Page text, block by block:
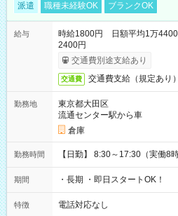
派遣 職種未経験OK ブランクOK
給与
時給1800円 日額平均1万
2400円
交通費別途支給あり
交通費 交通費支給（規定あり）
勤務地
東京都大田区
流通センター駅から車
倉庫
勤務時間 【日勤】 8:30～17:30（実働8
期間 ・長期 ・即日スタートOK！
特徴 電話対応なし